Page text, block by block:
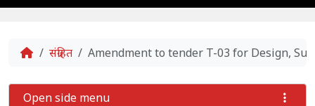
Home
संग्रहित Amendment to tender T-03 for Design,
Open side menu